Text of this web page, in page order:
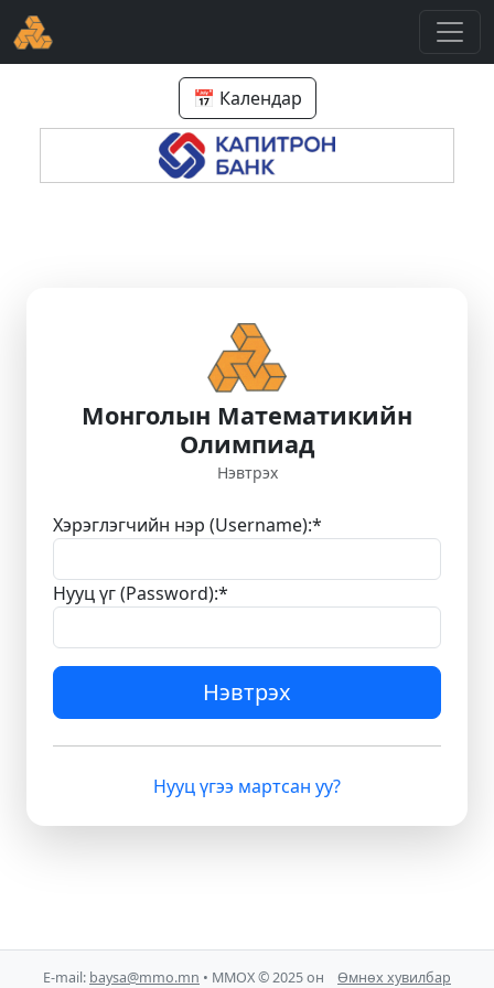
📅 Календар
Монголын Математикийн
Олимпиад
Нэвтрэх
Хэрэглэгчийн нэр (Username):*
Нууц үг (Password):*
Нэвтрэх
Нууц үгээ мартсан уу?
E-mail: baysa@mmo.mn • ММОХ © 2025 он Өмнөх хувилбар